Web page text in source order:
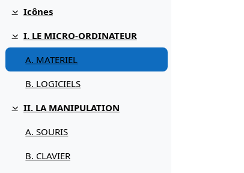
Replier
Icônes
Replier
I. LE MICRO-ORDINATEUR
A. MATERIEL
B. LOGICIELS
Replier
II. LA MANIPULATION
A. SOURIS
B. CLAVIER